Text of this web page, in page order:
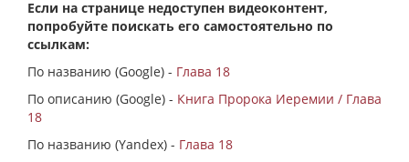
Если на странице недоступен видеоконтент,
попробуйте поискать его самостоятельно по
ссылкам:
По названию (Google) - Глава 18
По описанию (Google) - Книга Пророка Иеремии / Глава
18
По названию (Yandex) - Глава 18